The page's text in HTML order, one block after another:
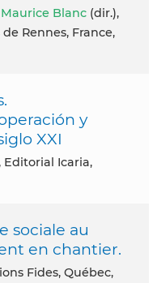
Maurice Blanc (dir.),
Rennes, France,
y
XXI
Editorial Icaria,
sociale au
en chantier.
Fides, Québec,